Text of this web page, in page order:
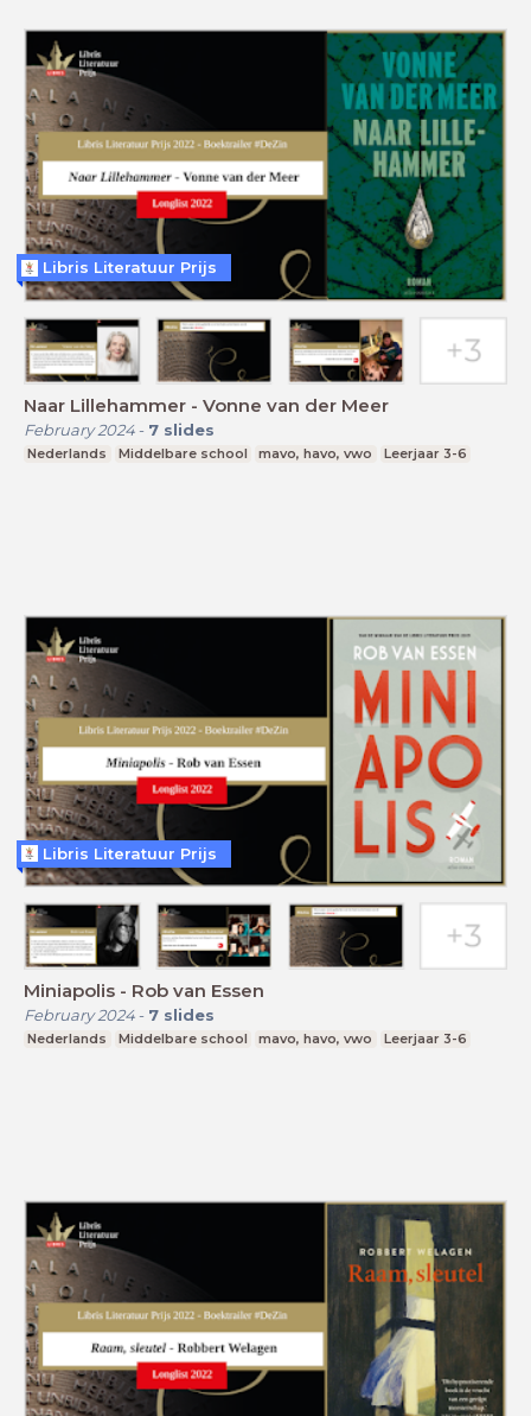
Naar Lillehammer - Vonne van der Meer
February 2024- 7 slides
Nederlands Middelbare school mavo, havo, vwo Leerjaar 3-6
Libris Literatuur Prijs
Miniapolis - Rob van Essen
February 2024- 7 slides
Nederlands Middelbare school mavo, havo, vwo Leerjaar 3-6
Libris Literatuur Prijs